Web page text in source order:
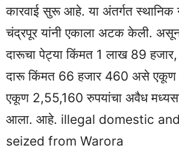
कारवाई सुरू आहे. या अंतर्गत स्थानिक
चंद्रपूर यांनी एकाला अटक केली.
दारूचा पेट्या किंमत 1 लाख 89 हजार,
दारू किंमत 66 हजार 460 असे एकूण
एकूण 2,55,160 रुपयांचा अवैध
आला. आहे. illegal domestic
seized from Warora